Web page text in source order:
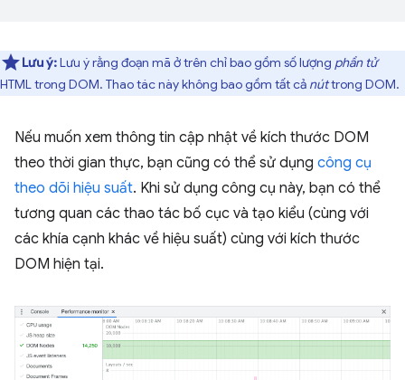
Lưu ý:Lưu ý rằng đoạn mã ở trên chỉ bao gồm số lượng phần tử
HTML trong DOM. Thao tác này không bao gồm tất cả núttrong DOM.
Nếu muốn xem thông tin cập nhật về kích thước DOM
theo thời gian thực, bạn cũng có thể sử dụng công cụ
theo dõi hiệu suất. Khi sử dụng công cụ này, bạn có thể
tương quan các thao tác bố cục và tạo kiểu (cùng với
các khía cạnh khác về hiệu suất) cùng với kích thước
DOM hiện tại.